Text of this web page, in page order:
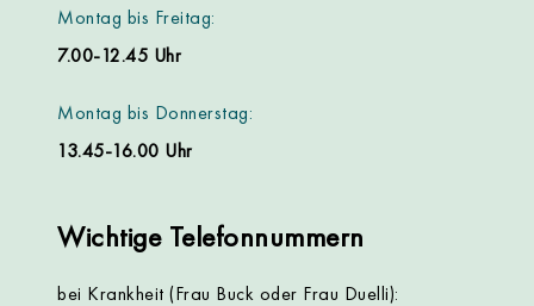
Montag bis Freitag:
7.00-12.45 Uhr
Montag bis Donnerstag:
13.45-16.00 Uhr
Wichtige Telefonnummern
bei Krankheit (Frau Buck oder Frau Duelli):